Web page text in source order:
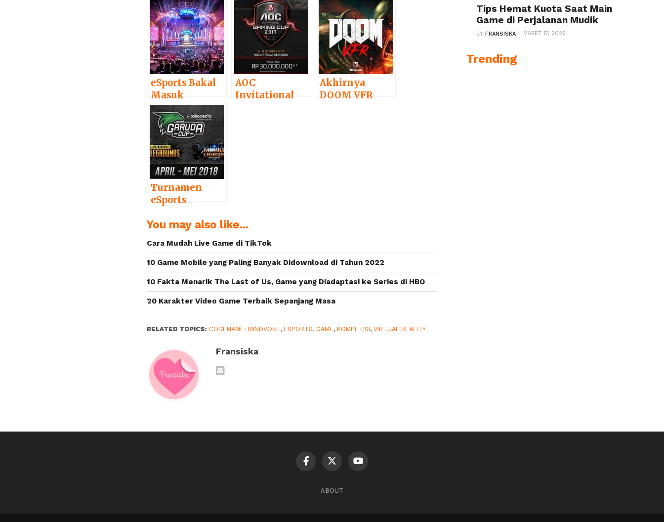
eSports Bakal
Masuk
Olimpiade 2024
di Paris?
AOC
Invitational
Akhirnya
DOOM VFR
Turnamen
eSports
Garuda Cup
Digelar
You may also like...
Cara Mudah Live Game di TikTok
10 Game Mobile yang Paling Banyak Didownload di Tahun 2022
10 Fakta Menarik The Last of Us, Game yang Diadaptasi ke Series di HBO
20 Karakter Video Game Terbaik Sepanjang Masa
RELATED TOPICS: CODENAME: MINDVOKE,ESPORTS, GAME,KOMPETISI,VIRTUAL REALITY
Fransiska
Tips Hemat Kuota Saat Main
Game di Perjalanan Mudik
BYFRANSISKA MARET 17, 2026
Trending
ABOUT